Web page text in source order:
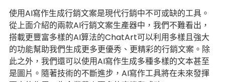
使用AI寫作生成行銷文案是現代行銷中不可或缺的工具。
從上面介紹的兩款AI行銷文案生產器中，我們不難看出，
搭載更豐富多樣的AI算法的ChatArt可以利用多樣且強大
的功能幫助我們生成更多更優秀、更精彩的行銷文案。除
此之外，我們還可以使用AI寫作生成多種多樣的文本甚至
是圖片。隨著技術的不斷進步，AI寫作工具將在未來發揮